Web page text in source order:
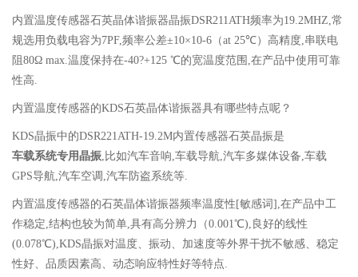
内置温度传感器石英晶体谐振器晶振DSR211ATH频率为19.2MHZ,常
规选用负载电容为7PF,频率公差±10×10-6（at 25℃）高精度,串联电
阻80Ω max.温度保持在-40?+125 ℃的宽温度范围,在产品中使用可靠
性高.
内置温度传感器的KDS石英晶体谐振器具有哪些特点呢？
KDS晶振中的DSR221ATH-19.2M内置传感器石英晶振是
车载系统专用晶振,比如汽车音响,车载导航,汽车多媒体设备,车载
GPS导航,汽车空调,汽车防盗系统等.
内置温度传感器的石英晶体谐振器频率温度性[敏感词],在产品中工
作稳定,结构也较为简单,具有高分辨力（0.001℃),良好的线性
(0.078℃),KDS晶振对温度、振动、加速度等外界干扰不敏感、稳定
性好、品质因素高、动态响应特性好等特点.